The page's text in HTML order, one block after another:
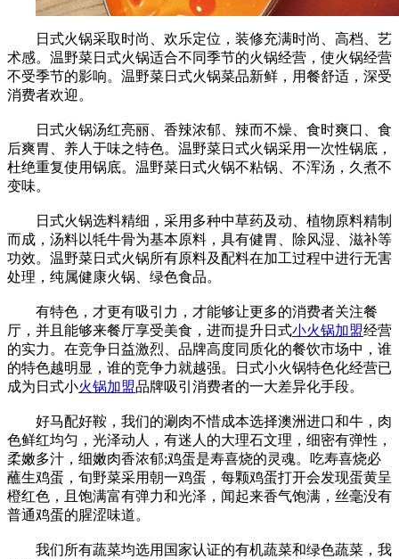
日式火锅采取时尚、欢乐定位，装修充满时尚、高档、艺
术感。温野菜日式火锅适合不同季节的火锅经营，使火锅经营
不受季节的影响。温野菜日式火锅菜品新鲜，用餐舒适，深受
消费者欢迎。
日式火锅汤红亮丽、香辣浓郁、辣而不燥、食时爽口、食
后爽胃、养人于味之特色。温野菜日式火锅采用一次性锅底，
杜绝重复使用锅底。温野菜日式火锅不粘锅、不浑汤，久煮不
变味。
日式火锅选料精细，采用多种中草药及动、植物原料精制
而成，汤料以牦牛骨为基本原料，具有健胃、除风湿、滋补等
功效。温野菜日式火锅所有原料及配料在加工过程中进行无害
处理，纯属健康火锅、绿色食品。
有特色，才更有吸引力，才能够让更多的消费者关注餐
厅，并且能够来餐厅享受美食，进而提升日式小火锅加盟经营
的实力。在竞争日益激烈、品牌高度同质化的餐饮市场中，谁
的特色越明显，谁的竞争力就越强。日式小火锅特色化经营已
成为日式小火锅加盟品牌吸引消费者的一大差异化手段。
好马配好鞍，我们的涮肉不惜成本选择澳洲进口和牛，肉
色鲜红均匀，光泽动人，有迷人的大理石文理，细密有弹性，
柔嫩多汁，细嫩肉香浓郁;鸡蛋是寿喜烧的灵魂。吃寿喜烧必
蘸生鸡蛋，旬野菜采用朝一鸡蛋，每颗鸡蛋打开会发现蛋黄呈
橙红色，且饱满富有弹力和光泽，闻起来香气饱满，丝毫没有
普通鸡蛋的腥涩味道。
我们所有蔬菜均选用国家认证的有机蔬菜和绿色蔬菜，我